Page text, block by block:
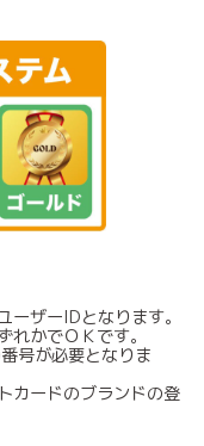
ザーIDとなります。
かでＯＫです。
号が必要となりま
カードのブランドの登